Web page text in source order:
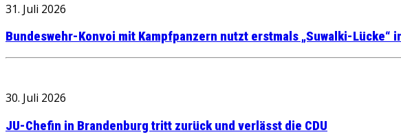
31. Juli 2026
Bundeswehr-Konvoi mit Kampfpanzern nutzt erstmals „Suwalki-Lücke“
30. Juli 2026
JU-Chefin in Brandenburg tritt zurück und verlässt die CDU